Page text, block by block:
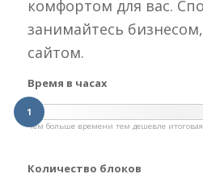
комфортом для вас.
занимайтесь
сайтом.
Время в часах
1
Чем больше времени тем дешевле итоговая
Количество блоков